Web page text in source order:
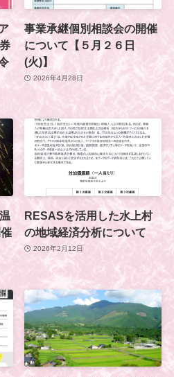
事業承継個別相談会の開催
について【５月２６日
(火)】
2026年4月28日
RESASを活用した水上村
の地域経済分析について
2026年2月12日